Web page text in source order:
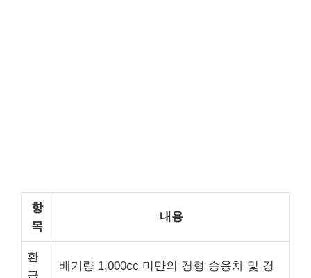
항
목
내용
환
배기량 1.000cc 미만의 경형 승용차 및 경